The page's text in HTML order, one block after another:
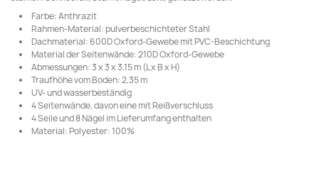
Farbe: Anthrazit
Rahmen-Material: pulverbeschichteter Stahl
Dachmaterial: 600D Oxford-Gewebe mit PVC-Beschichtung
Material der Seitenwände: 210D Oxford-Gewebe
Abmessungen: 3 x 3 x 3,15 m (L x B x H)
Traufhöhe vom Boden: 2,35 m
UV- und wasserbeständig
4 Seitenwände, davon eine mit Reißverschluss
4 Seile und 8 Nägel im Lieferumfang enthalten
Material: Polyester: 100%